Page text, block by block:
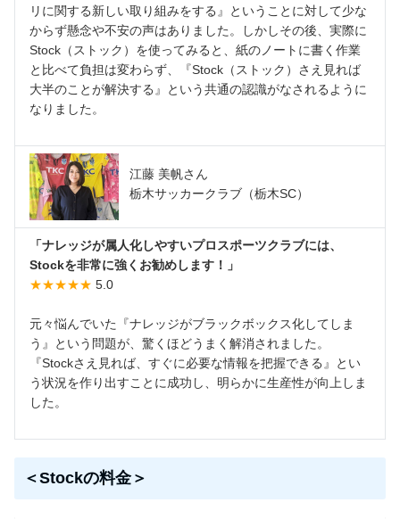
リに関する新しい取り組みをする』ということに対して少な
からず懸念や不安の声はありました。しかしその後、実際に
Stock（ストック）を使ってみると、紙のノートに書く作業
と比べて負担は変わらず、『Stock（ストック）さえ見れば
大半のことが解決する』という共通の認識がなされるように
なりました。
江藤 美帆さん
栃木サッカークラブ（栃木SC）
「ナレッジが属人化しやすいプロスポーツクラブには、
Stockを非常に強くお勧めします！」
★★★★★ 5.0
元々悩んでいた『ナレッジがブラックボックス化してしま
う』という問題が、驚くほどうまく解消されました。
『Stockさえ見れば、すぐに必要な情報を把握できる』とい
う状況を作り出すことに成功し、明らかに生産性が向上しま
した。
＜Stockの料金＞